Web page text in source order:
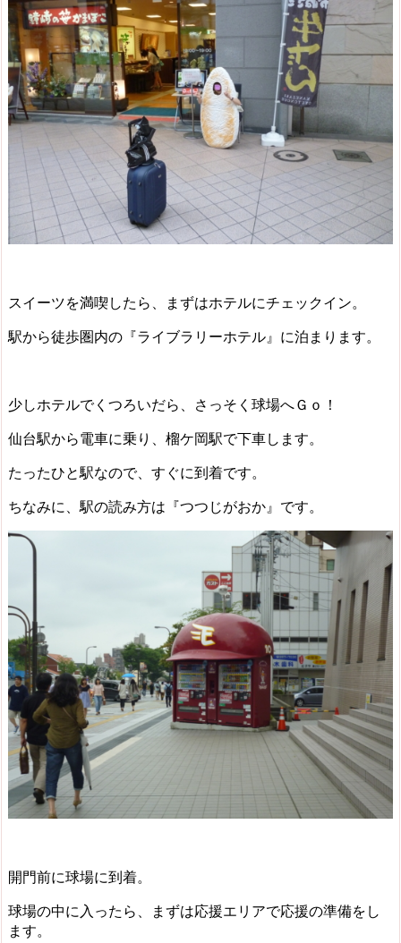
スイーツを満喫したら、まずはホテルにチェックイン。
駅から徒歩圏内の『ライブラリーホテル』に泊まります。
少しホテルでくつろいだら、さっそく球場へＧｏ！
仙台駅から電車に乗り、榴ケ岡駅で下車します。
たったひと駅なので、すぐに到着です。
ちなみに、駅の読み方は『つつじがおか』です。
開門前に球場に到着。
球場の中に入ったら、まずは応援エリアで応援の準備をし
ます。